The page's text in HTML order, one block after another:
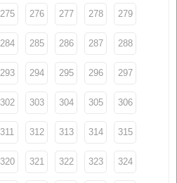
275 276 277 278 279
284 285 286 287 288
293 294 295 296 297
302 303 304 305 306
311 312 313 314 315
320 321 322 323 324